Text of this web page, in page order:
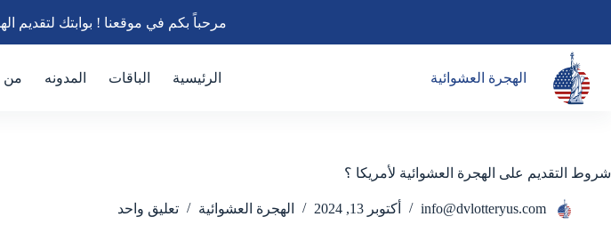
المحتوى
مرحباً بكم في موقعنا ! بوابتك لتقديم
الهجرة العشوائية الرئيسية الباقات المدونه من
شروط التقديم على الهجرة العشوائية لأمريكا ؟
info@dvlotteryus.com أكتوبر 13, 2024 الهجرة العشوائية تعليق واحد